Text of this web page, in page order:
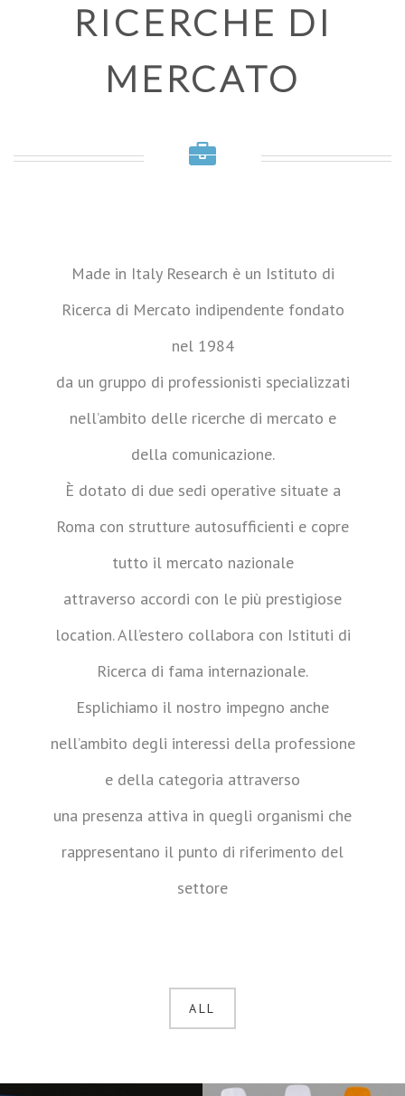
RICERCHE DI
MERCATO
Made in Italy Research è un Istituto di
Ricerca di Mercato indipendente fondato
nel 1984
da un gruppo di professionisti specializzati
nell’ambito delle ricerche di mercato e
della comunicazione.
È dotato di due sedi operative situate a
Roma con strutture autosufficienti e copre
tutto il mercato nazionale
attraverso accordi con le più prestigiose
location. All’estero collabora con Istituti di
Ricerca di fama internazionale.
Esplichiamo il nostro impegno anche
nell’ambito degli interessi della professione
e della categoria attraverso
una presenza attiva in quegli organismi che
rappresentano il punto di riferimento del
settore
ALL